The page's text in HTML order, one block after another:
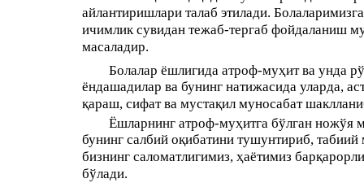
айлантиришлари талаб этилади.
ичимлик сувидан тежаб-тергаб фойдаланиш
масаладир.
Болалар ёшлигида атроф-муҳит ва унда
ёндашадилар ва бунинг натижасида уларда,
қараш, сифат ва мустақил муносабат
Ёшларнинг атроф-муҳитга бўлган ножўя
бунинг салбий оқибатини тушунтириб,
бизнинг саломатлигимиз, ҳаётимиз
бўлади.